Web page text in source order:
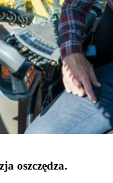
oszczędza.